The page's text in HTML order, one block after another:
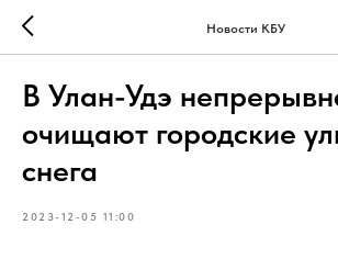
Новости КБУ
В Улан-Удэ
очищают городские
снега
2023-12-05 11:00